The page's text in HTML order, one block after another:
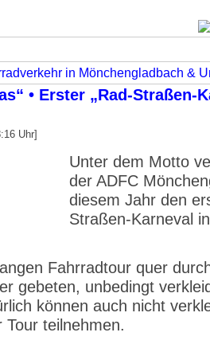
in Mönchengladbach &
• Erster „Rad-Straßen-
Uhr]
Unter dem Motto
der ADFC
diesem Jahr den
Straßen-Karneval
Fahrradtour quer
gebeten, unbedingt
können auch nicht
teilnehmen.